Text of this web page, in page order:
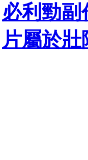
必利勁副
片屬於